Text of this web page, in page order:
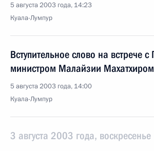
5 августа 2003 года, 14:23
Куала-Лумпур
Вступительное слово на встрече
министром Малайзии
5 августа 2003 года, 14:00
Куала-Лумпур
3 августа 2003 года, воскресенье